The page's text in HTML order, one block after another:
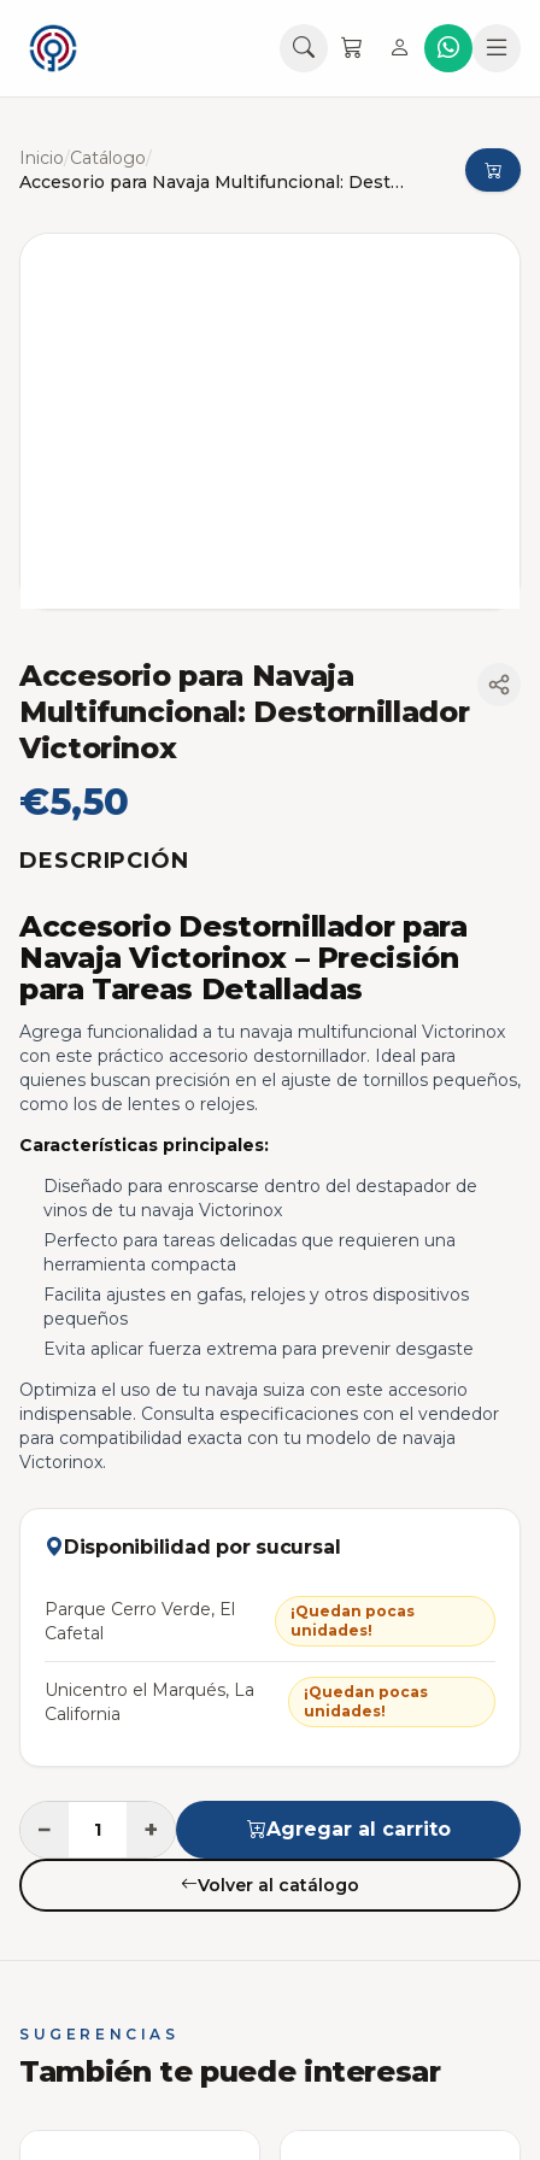
Inicio/Catálogo/
Accesorio para Navaja Multifuncional: Destornillador Victorinox
Accesorio para Navaja
Multifuncional: Destornillador
Victorinox
€5,50
DESCRIPCIÓN
Accesorio Destornillador para
Navaja Victorinox – Precisión
para Tareas Detalladas
Agrega funcionalidad a tu navaja multifuncional Victorinox
con este práctico accesorio destornillador. Ideal para
quienes buscan precisión en el ajuste de tornillos pequeños,
como los de lentes o relojes.
Características principales:
Diseñado para enroscarse dentro del destapador de
vinos de tu navaja Victorinox
Perfecto para tareas delicadas que requieren una
herramienta compacta
Facilita ajustes en gafas, relojes y otros dispositivos
pequeños
Evita aplicar fuerza extrema para prevenir desgaste
Optimiza el uso de tu navaja suiza con este accesorio
indispensable. Consulta especificaciones con el vendedor
para compatibilidad exacta con tu modelo de navaja
Victorinox.
Disponibilidad por sucursal
Parque Cerro Verde, El
Cafetal
¡Quedan pocas
unidades!
Unicentro el Marqués, La
California
¡Quedan pocas
unidades!
− + Agregar al carrito
Volver al catálogo
SUGERENCIAS
También te puede interesar